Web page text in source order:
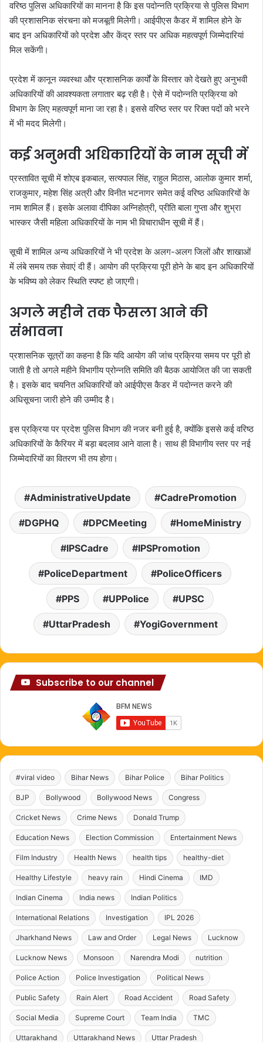
वरिष्ठ पुलिस अधिकारियों का मानना है कि इस पदोन्नति प्रक्रिया से पुलिस विभाग
की प्रशासनिक संरचना को मजबूती मिलेगी। आईपीएस कैडर में शामिल होने के
बाद इन अधिकारियों को प्रदेश और केंद्र स्तर पर अधिक महत्वपूर्ण जिम्मेदारियां
मिल सकेंगी।
प्रदेश में कानून व्यवस्था और प्रशासनिक कार्यों के विस्तार को देखते हुए अनुभवी
अधिकारियों की आवश्यकता लगातार बढ़ रही है। ऐसे में पदोन्नति प्रक्रिया को
विभाग के लिए महत्वपूर्ण माना जा रहा है। इससे वरिष्ठ स्तर पर रिक्त पदों को भरने
में भी मदद मिलेगी।
कई अनुभवी अधिकारियों के नाम सूची में
प्रस्तावित सूची में शोएब इकबाल, सत्यपाल सिंह, राहुल मिठास, आलोक कुमार शर्मा,
राजकुमार, महेश सिंह अत्री और विनीत भटनागर समेत कई वरिष्ठ अधिकारियों के
नाम शामिल हैं। इसके अलावा दीपिका अग्निहोत्री, प्रीति बाला गुप्ता और शुभ्रा
भास्कर जैसी महिला अधिकारियों के नाम भी विचाराधीन सूची में हैं।
सूची में शामिल अन्य अधिकारियों ने भी प्रदेश के अलग-अलग जिलों और शाखाओं
में लंबे समय तक सेवाएं दी हैं। आयोग की प्रक्रिया पूरी होने के बाद इन अधिकारियों
के भविष्य को लेकर स्थिति स्पष्ट हो जाएगी।
अगले महीने तक फैसला आने की
संभावना
प्रशासनिक सूत्रों का कहना है कि यदि आयोग की जांच प्रक्रिया समय पर पूरी हो
जाती है तो अगले महीने विभागीय प्रोन्नति समिति की बैठक आयोजित की जा सकती
है। इसके बाद चयनित अधिकारियों को आईपीएस कैडर में पदोन्नत करने की
अधिसूचना जारी होने की उम्मीद है।
इस प्रक्रिया पर प्रदेश पुलिस विभाग की नजर बनी हुई है, क्योंकि इससे कई वरिष्ठ
अधिकारियों के कैरियर में बड़ा बदलाव आने वाला है। साथ ही विभागीय स्तर पर नई
जिम्मेदारियों का वितरण भी तय होगा।
AdministrativeUpdate CadrePromotion
DGPHQ DPCMeeting HomeMinistry
IPSCadre IPSPromotion
PoliceDepartment PoliceOfficers
PPS UPPolice UPSC
UttarPradesh YogiGovernment
Subscribe to our channel
#viral video Bihar News Bihar Police Bihar Politics
BJP Bollywood Bollywood News Congress
Cricket News Crime News Donald Trump
Education News Election Commission Entertainment News
Film Industry Health News health tips healthy-diet
Healthy Lifestyle heavy rain Hindi Cinema IMD
Indian Cinema India news Indian Politics
International Relations Investigation IPL 2026
Jharkhand News Law and Order Legal News Lucknow
Lucknow News Monsoon Narendra Modi nutrition
Police Action Police Investigation Political News
Public Safety Rain Alert Road Accident Road Safety
Social Media Supreme Court Team India TMC
Uttarakhand Uttarakhand News Uttar Pradesh